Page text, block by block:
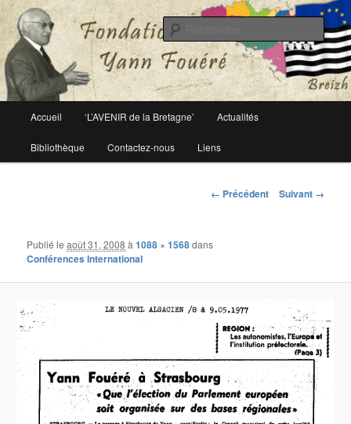
Fondation Yann Fouéré
Le site officiel de la fondation Yann Fouéré
principal
Aller
au
Accueil ‘L’AVENIR de la Bretagne’ Actualités
Bibliothèque Contactez-nous Liens
Navigation
← Précédent Suivant →
Publié leaoût 31, 2008 à1088 × 1568dans
Conférences International